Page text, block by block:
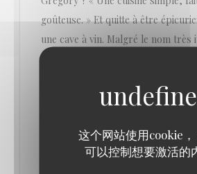
这个网站使用cookie
可以控制想要激活的
goûteuse. » Et quitte à être
une cave à vin. Malgré le nom très
trouve d’autres cuisines. Une
mercantile quand même. La cuisine
阅读文章 ((在新窗口中打